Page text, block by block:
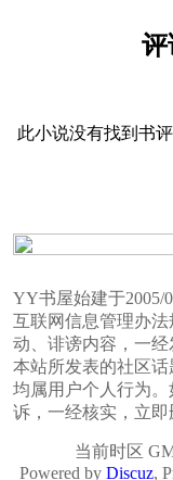
评
此小说没有找到书
YY书屋始建于2005/
互联网信息管理办
动、诽谤内容，一经
本站所发表的社区
均属用户个人行为
诉，一经核实，立即
当前时区
Powered by Discuz,